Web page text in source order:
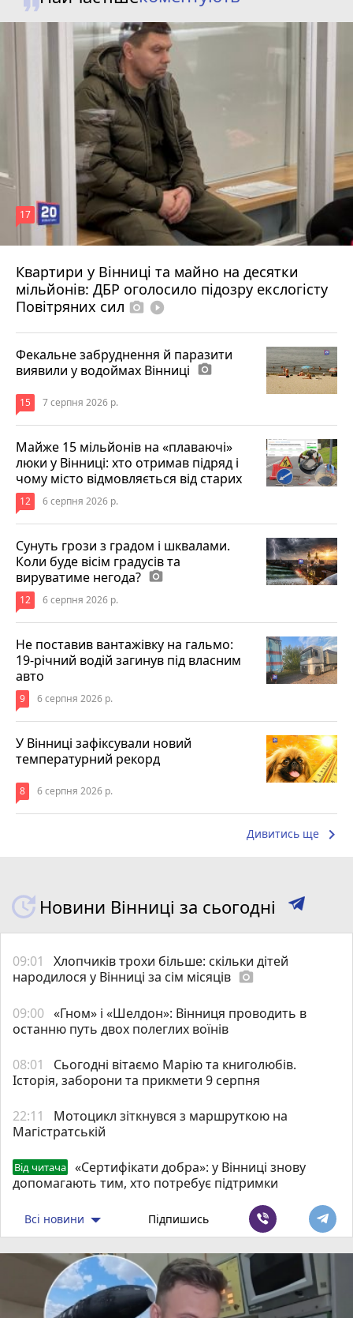
Квартири у Вінниці та майно на десятки
мільйонів: ДБР оголосило підозру екслогісту
Повітряних сил photo_camera play_circle_filled
17
6 серпня 2026 р.
Фекальне забруднення й паразити
виявили у водоймах Вінниці photo_camera
15 7 серпня 2026 р.
Майже 15 мільйонів на «плаваючі»
люки у Вінниці: хто отримав підряд і
чому місто відмовляється від старих
12 6 серпня 2026 р.
Сунуть грози з градом і шквалами.
Коли буде вісім градусів та
вируватиме негода? photo_camera
12 6 серпня 2026 р.
Не поставив вантажівку на гальмо:
19-річний водій загинув під власним
авто
9 6 серпня 2026 р.
У Вінниці зафіксували новий
температурний рекорд
8 6 серпня 2026 р.
Дивитись ще keyboard_arrow_right
Новини Вінниці за сьогодні
09:01
Хлопчиків трохи більше: скільки дітей
народилося у Вінниці за сім місяців photo_camera
09:00 «Гном» і «Шелдон»: Вінниця проводить в
останню путь двох полеглих воїнів
08:01
Сьогодні вітаємо Марію та книголюбів.
Історія, заборони та прикмети 9 серпня
22:11
Мотоцикл зіткнувся з маршруткою на
Магістратській
Від читача
«Сертифікати добра»: у Вінниці знову
допомагають тим, хто потребує підтримки
Всі новини Підпишись